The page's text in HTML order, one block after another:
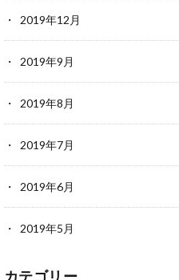
2019年12月
2019年9月
2019年8月
2019年7月
2019年6月
2019年5月
カテゴリー